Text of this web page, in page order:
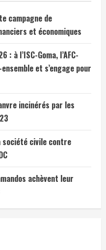
campagne de
et économiques
à l’ISC-Goma, l’AFC-
et s’engage pour
incinérés par les
société civile contre
achèvent leur